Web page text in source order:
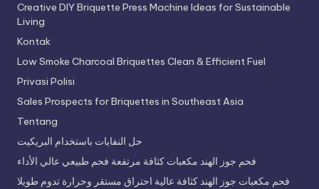
Creative DIY Briquette Press Machine Ideas for Sustainable
Living
Kontak
Low Smoke Charcoal Briquettes Clean & Efficient Fuel
Privasi Polisi
Sales Prospects for Briquettes in Southeast Asia
Tentang
حل النفايات باستخدام البريكيت
فحم جوز الهند مكعبات كثافة مرتفعة فحم طبيعي عالي الأداء
فحم مكعبات جوز الهند كثافة عالية احتراق مستقر وحرارة تدوم طويلا